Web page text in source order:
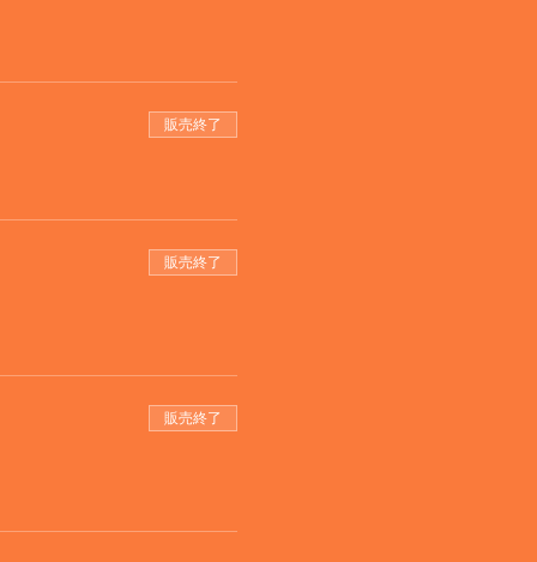
販売終了
販売終了
販売終了